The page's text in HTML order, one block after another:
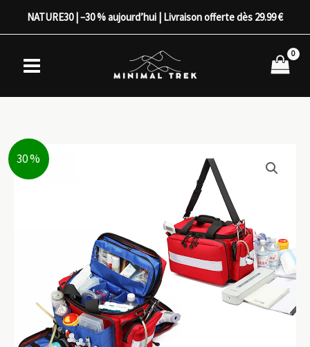
NATURE30 | –30 % aujourd’hui | Livraison offerte dès 29.99 €
30 %